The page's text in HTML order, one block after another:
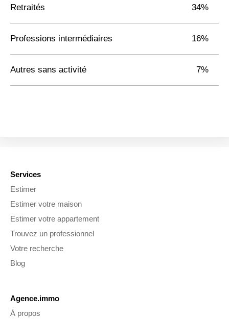
Retraités 34%
Professions intermédiaires 16%
Autres sans activité 7%
Services
Estimer
Estimer votre maison
Estimer votre appartement
Trouvez un professionnel
Votre recherche
Blog
Agence.immo
À propos